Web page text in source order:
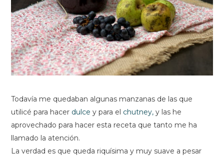
Todavía me quedaban algunas manzanas de las que
utilicé para hacer dulce y para el chutney, y las he
aprovechado para hacer esta receta que tanto me ha
llamado la atención.
La verdad es que queda riquísima y muy suave a pesar